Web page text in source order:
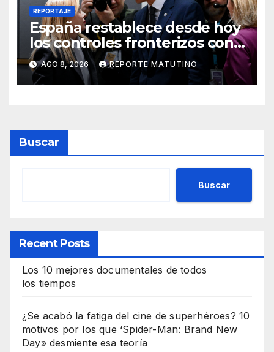
REPORTAJE
España restablece desde hoy
los controles fronterizos con
Italia tras el rechazo de Roma
a retirar las restricciones
AGO 8, 2026 REPORTE MATUTINO
Buscar
Buscar
Recent Posts
Los 10 mejores documentales de todos
los tiempos
¿Se acabó la fatiga del cine de superhéroes? 10
motivos por los que ‘Spider-Man: Brand New
Day» desmiente esa teoría